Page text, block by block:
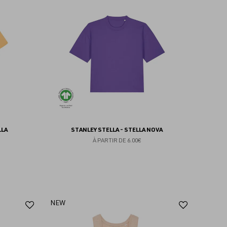
STANLEY STELLA - STELLA NOVA
À PARTIR DE 6.00€
Ajouter
NEW